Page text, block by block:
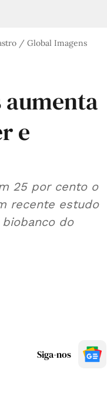
/ Global Imagens
aumenta
e
25 por cento o
recente estudo
do
Siga-nos